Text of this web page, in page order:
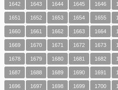
1642 1643 1644 1645 1646
1651 1652 1653 1654 1655
1660 1661 1662 1663 1664
1669 1670 1671 1672 1673
1678 1679 1680 1681 1682
1687 1688 1689 1690 1691
1696 1697 1698 1699 1700